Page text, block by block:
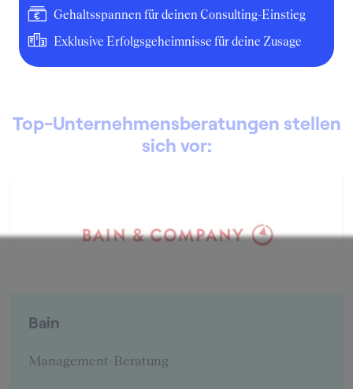
Top-Unternehmensberatungen stellen
sich vor:
BearingPoint
Management-Beratung
Gehaltsspannen für deinen Consulting-Einstieg
Exklusive Erfolgsgeheimnisse für deine Zusage